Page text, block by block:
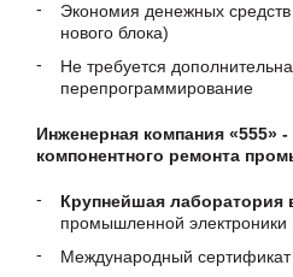
Экономия денежных
нового блока)
Не требуется
перепрограммирование
Инженерная компания «555»
компонентного ремонта
Крупнейшая лаборатория
промышленной
Международный сертификат